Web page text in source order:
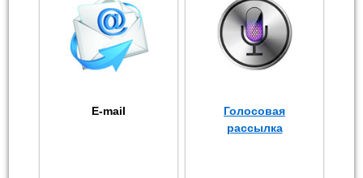
E-mail
Голосовая
рассылка